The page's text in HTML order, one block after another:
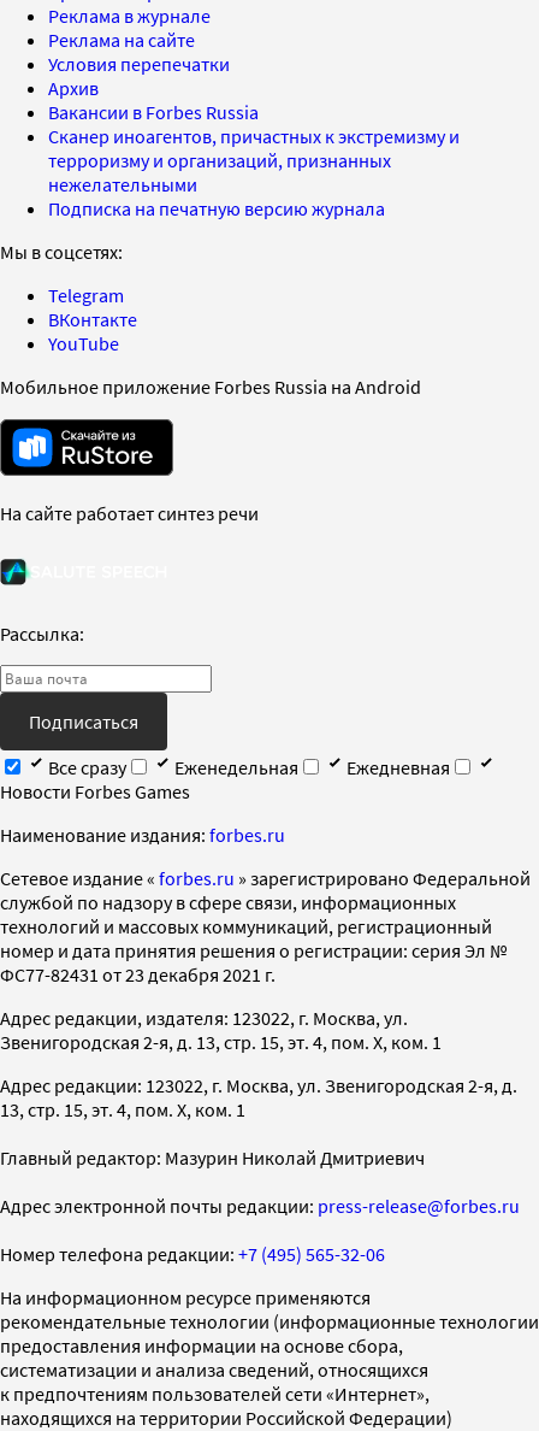
Реклама в журнале
Реклама на сайте
Условия перепечатки
Архив
Вакансии в Forbes Russia
Сканер иноагентов, причастных к экстремизму и
терроризму и организаций, признанных
нежелательными
Подписка на печатную версию журнала
Мы в соцсетях:
Telegram
ВКонтакте
YouTube
Мобильное приложение Forbes Russia на Android
На сайте работает синтез речи
Рассылка:
Подписаться
Все сразу
Еженедельная
Ежедневная
Новости Forbes Games
Наименование издания: forbes.ru
Cетевое издание « forbes.ru » зарегистрировано Федеральной
службой по надзору в сфере связи, информационных
технологий и массовых коммуникаций, регистрационный
номер и дата принятия решения о регистрации: серия Эл №
ФС77-82431 от 23 декабря 2021 г.
Адрес редакции, издателя: 123022, г. Москва, ул.
Звенигородская 2-я, д. 13, стр. 15, эт. 4, пом. X, ком. 1
Адрес редакции: 123022, г. Москва, ул. Звенигородская 2-я, д.
13, стр. 15, эт. 4, пом. X, ком. 1
Главный редактор: Мазурин Николай Дмитриевич
Адрес электронной почты редакции: press-release@forbes.ru
Номер телефона редакции: +7 (495) 565-32-06
На информационном ресурсе применяются
рекомендательные технологии (информационные технологии
предоставления информации на основе сбора,
систематизации и анализа сведений, относящихся
к предпочтениям пользователей сети «Интернет»,
находящихся на территории Российской Федерации)